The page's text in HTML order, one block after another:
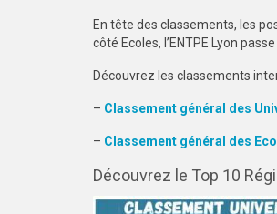
En tête des classements, les
côté Ecoles, l’ENTPE Lyon
Découvrez les classements
– Classement général des
– Classement général des
Découvrez le Top 10